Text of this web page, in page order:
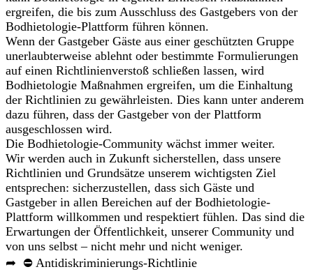
ergreifen, die bis zum Ausschluss des Gastgebers von der
Bodhietologie-Plattform führen können.
Wenn der Gastgeber Gäste aus einer geschützten Gruppe
unerlaubterweise ablehnt oder bestimmte Formulierungen
auf einen Richtlinienverstoß schließen lassen, wird
Bodhietologie Maßnahmen ergreifen, um die Einhaltung
der Richtlinien zu gewährleisten. Dies kann unter anderem
dazu führen, dass der Gastgeber von der Plattform
ausgeschlossen wird.
Die Bodhietologie-Community wächst immer weiter.
Wir werden auch in Zukunft sicherstellen, dass unsere
Richtlinien und Grundsätze unserem wichtigsten Ziel
entsprechen: sicherzustellen, dass sich Gäste und
Gastgeber in allen Bereichen auf der Bodhietologie-
Plattform willkommen und respektiert fühlen. Das sind die
Erwartungen der Öffentlichkeit, unserer Community und
von uns selbst – nicht mehr und nicht weniger.
➦ ⛔ Antidiskriminierungs-Richtlinie